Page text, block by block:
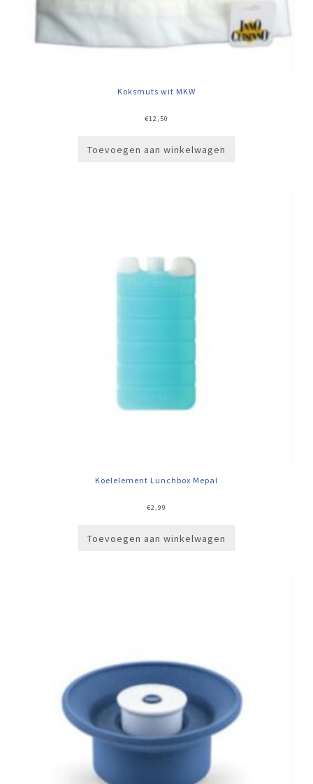
Koksmuts wit MKW
€12,50
Toevoegen aan winkelwagen
Koelelement Lunchbox Mepal
€2,99
Toevoegen aan winkelwagen